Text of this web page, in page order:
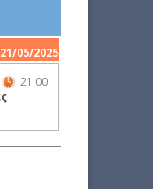
05/2025
21:00